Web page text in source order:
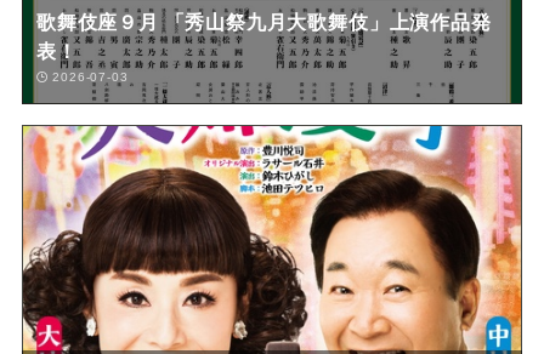
歌舞伎座９月 「秀山祭九月大歌舞伎」上演作品発
表！
2026-07-03